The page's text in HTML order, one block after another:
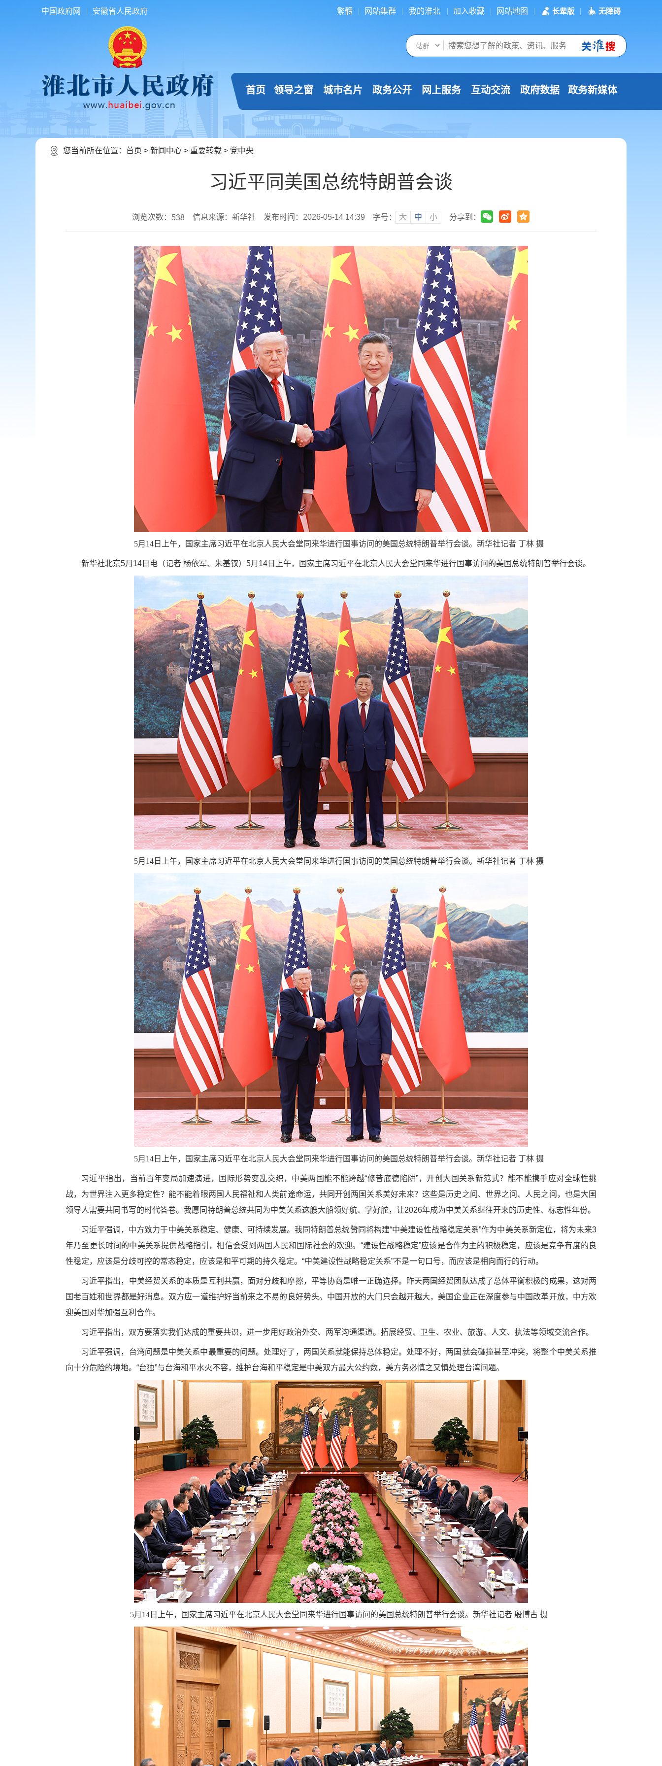
中国政府网 安徽省人民政府 繁體 网站集群 我的淮北 加入收藏 网站地图 长辈版 无障碍
首页 领导之窗 城市名片 政务公开 网上服务 互动交流 政府数据 政务新媒体
您当前所在位置： 首页 > 新闻中心 > 重要转载 > 党中央
习近平同美国总统特朗普会谈
浏览次数： 538 信息来源：新华社 发布时间：2026-05-14 14:39 字号： 大 中 小 分享到：
5月14日上午，国家主席习近平在北京人民大会堂同来华进行国事访问的美国总统特朗普举行会谈。新华社记者 丁林 摄
新华社北京5月14日电（记者 杨依军、朱基钗）5月14日上午，国家主席习近平在北京人民大会堂同来华进行国事访问的美国总统特朗普举行会谈。
5月14日上午，国家主席习近平在北京人民大会堂同来华进行国事访问的美国总统特朗普举行会谈。新华社记者 丁林 摄
5月14日上午，国家主席习近平在北京人民大会堂同来华进行国事访问的美国总统特朗普举行会谈。新华社记者 丁林 摄
习近平指出，当前百年变局加速演进，国际形势变乱交织，中美两国能不能跨越“修昔底德陷阱”，开创大国关系新范式？能不能携手应对全球性挑
战，为世界注入更多稳定性？能不能着眼两国人民福祉和人类前途命运，共同开创两国关系美好未来？这些是历史之问、世界之问、人民之问，也是大国
领导人需要共同书写的时代答卷。我愿同特朗普总统共同为中美关系这艘大船领好航、掌好舵，让2026年成为中美关系继往开来的历史性、标志性年份。
习近平强调，中方致力于中美关系稳定、健康、可持续发展。我同特朗普总统赞同将构建“中美建设性战略稳定关系”作为中美关系新定位，将为未来3
年乃至更长时间的中美关系提供战略指引，相信会受到两国人民和国际社会的欢迎。“建设性战略稳定”应该是合作为主的积极稳定，应该是竞争有度的良
性稳定，应该是分歧可控的常态稳定，应该是和平可期的持久稳定。“中美建设性战略稳定关系”不是一句口号，而应该是相向而行的行动。
习近平指出，中美经贸关系的本质是互利共赢，面对分歧和摩擦，平等协商是唯一正确选择。昨天两国经贸团队达成了总体平衡积极的成果，这对两
国老百姓和世界都是好消息。双方应一道维护好当前来之不易的良好势头。中国开放的大门只会越开越大，美国企业正在深度参与中国改革开放，中方欢
迎美国对华加强互利合作。
习近平指出，双方要落实我们达成的重要共识，进一步用好政治外交、两军沟通渠道。拓展经贸、卫生、农业、旅游、人文、执法等领域交流合作。
习近平强调，台湾问题是中美关系中最重要的问题。处理好了，两国关系就能保持总体稳定。处理不好，两国就会碰撞甚至冲突，将整个中美关系推
向十分危险的境地。“台独”与台海和平水火不容，维护台海和平稳定是中美双方最大公约数，美方务必慎之又慎处理台湾问题。
5月14日上午，国家主席习近平在北京人民大会堂同来华进行国事访问的美国总统特朗普举行会谈。新华社记者 殷博古 摄